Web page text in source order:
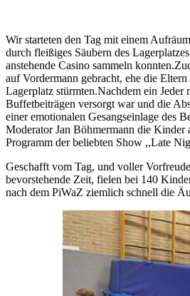
Wir starteten den Tag mit einem
durch fleißiges Säubern des
anstehende Casino sammeln
auf Vordermann gebracht, ehe die
Lagerplatz stürmten.Nachdem ein
Buffetbeiträgen versorgt war und die
einer emotionalen Gesangseinlage des
Moderator Jan Böhmermann die Kinder
Programm der beliebten Show ,,Late
Geschafft vom Tag, und voller
bevorstehende Zeit, fielen bei 140
nach dem PiWaZ ziemlich schnell die